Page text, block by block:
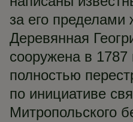
за его пределами
Деревянная
сооружена в 1787
полностью
по инициативе
Митропольского